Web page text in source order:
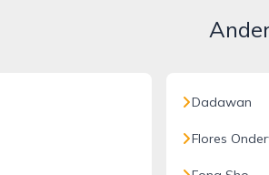
Dadawan
Flores